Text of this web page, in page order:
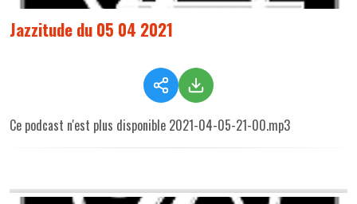
Jazzitude du 05 04 2021
Ce podcast n'est plus disponible 2021-04-05-21-00.mp3